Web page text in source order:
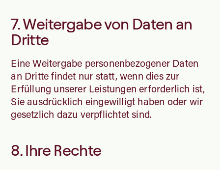
7. Weitergabe von Daten an
Dritte
Eine Weitergabe personenbezogener Daten
an Dritte findet nur statt, wenn dies zur
Erfüllung unserer Leistungen erforderlich ist,
Sie ausdrücklich eingewilligt haben oder wir
gesetzlich dazu verpflichtet sind.
8. Ihre Rechte